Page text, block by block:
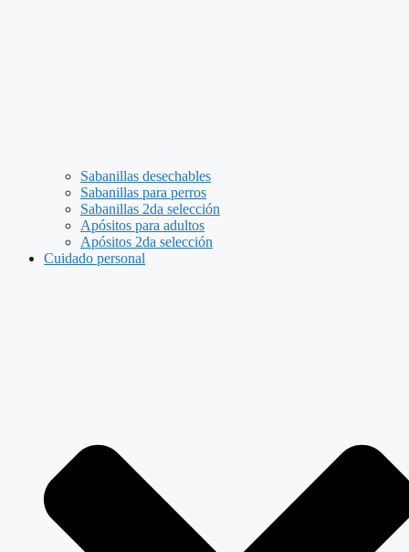
Sabanillas desechables
Sabanillas para perros
Sabanillas 2da selección
Apósitos para adultos
Apósitos 2da selección
Cuidado personal